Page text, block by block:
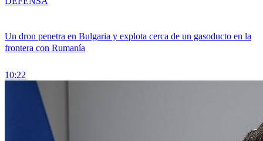
Un dron penetra en Bulgaria y explota cerca de un gasoducto en la
frontera con Rumanía
10:22